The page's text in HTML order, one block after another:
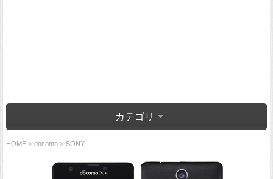
カテゴリ
HOME » docomo » SONY